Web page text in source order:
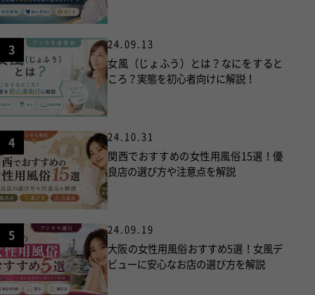
3 24.09.13
女風（じょふう）とは？なにをすると
ころ？実態を初心者向けに解説！
4 24.10.31
関西でおすすめの女性用風俗15選！優
良店の選び方や注意点を解説
5 24.09.19
大阪の女性用風俗おすすめ5選！女風デ
ビューに安心なお店の選び方を解説